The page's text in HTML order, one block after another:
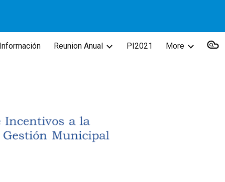
Reunion Anual PI2021 More